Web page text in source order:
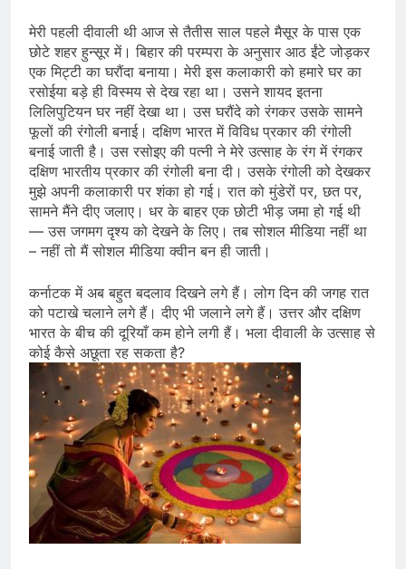
मेरी पहली दीवाली थी आज से तैतीस साल पहले मैसूर के पास एक
छोटे शहर हुन्सूर में। बिहार की परम्परा के अनुसार आठ ईंटे जोड़कर
एक मिट्टी का घरौंदा बनाया। मेरी इस कलाकारी को हमारे घर का
रसोईया बड़े ही विस्मय से देख रहा था। उसने शायद इतना
लिलिपुटियन घर नहीं देखा था। उस घरौंदे को रंगकर उसके सामने
फूलों की रंगोली बनाई। दक्षिण भारत में विविध प्रकार की रंगोली
बनाई जाती है। उस रसोइए की पत्नी ने मेरे उत्साह के रंग में रंगकर
दक्षिण भारतीय प्रकार की रंगोली बना दी। उसके रंगोली को देखकर
मुझे अपनी कलाकारी पर शंका हो गई। रात को मुंडेरों पर, छत पर,
सामने मैंने दीए जलाए। धर के बाहर एक छोटी भीड़ जमा हो गई थी
— उस जगमग दृश्य को देखने के लिए। तब सोशल मीडिया नहीं था
– नहीं तो मैं सोशल मीडिया क्वीन बन ही जाती।
कर्नाटक में अब बहुत बदलाव दिखने लगे हैं। लोग दिन की जगह रात
को पटाखे चलाने लगे हैं। दीए भी जलाने लगे हैं। उत्तर और दक्षिण
भारत के बीच की दूरियाँ कम होने लगी हैं। भला दीवाली के उत्साह से
कोई कैसे अछूता रह सकता है?